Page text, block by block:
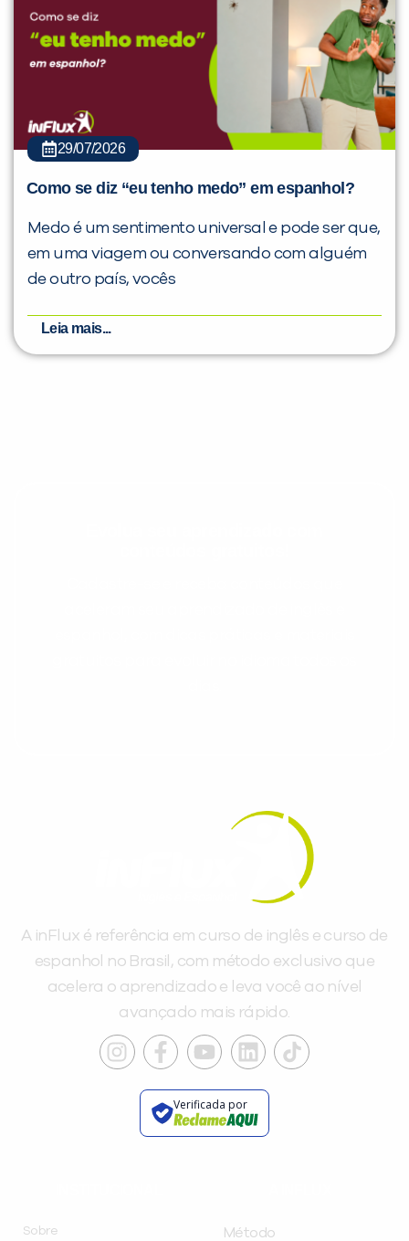
29/07/2026
Como se diz “eu tenho medo” em espanhol?
Medo é um sentimento universal e pode ser que,
em uma viagem ou conversando com alguém
de outro país, vocês
Leia mais...
A inFlux é referência em curso de inglês e curso de
espanhol no Brasil, com método exclusivo que
acelera o aprendizado e leva você ao nível
avançado mais rápido.
Verificada por
Sobre
Método